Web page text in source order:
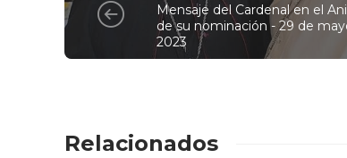
Mensaje del Cardenal en el
de su nominación - 29 de
2023
Relacionados